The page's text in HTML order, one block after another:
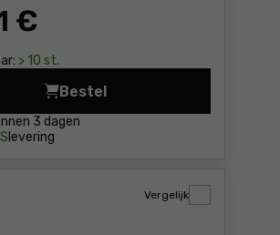
€
> 10 st.
3 dagen
levering
Bestel
Polyethyleen stofzak voor
Vergelijk